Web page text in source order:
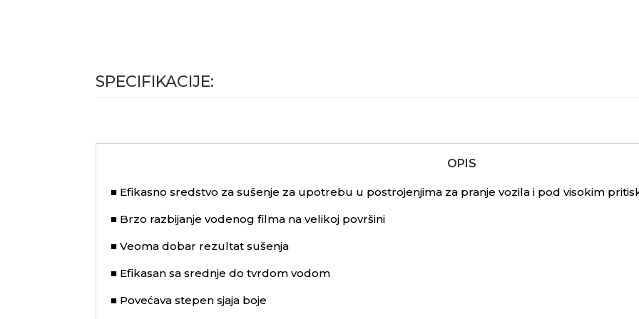
SPECIFIKACIJE:
OPIS
■ Efikasno sredstvo za sušenje za upotrebu u postrojenjima za pranje vozila i pod visokim
■ Brzo razbijanje vodenog filma na velikoj površini
■ Veoma dobar rezultat sušenja
■ Efikasan sa srednje do tvrdom vodom
■ Povećava stepen sjaja boje